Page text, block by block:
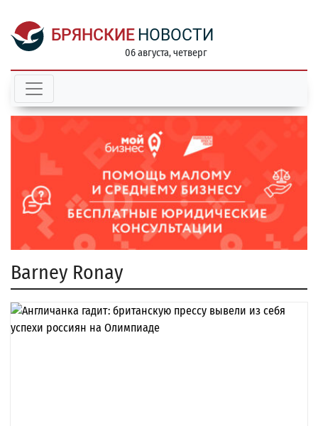
БРЯНСКИЕ НОВОСТИ
06 августа, четверг
Barney Ronay